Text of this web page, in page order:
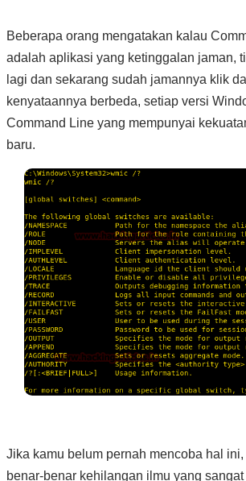
Beberapa orang mengatakan kalau
adalah aplikasi yang ketinggalan jaman,
lagi dan sekarang sudah jamannya klik
kenyataannya berbeda, setiap versi
Command Line yang mempunyai
baru.
Jika kamu belum pernah mencoba hal
benar-benar kehilangan ilmu yang sangat